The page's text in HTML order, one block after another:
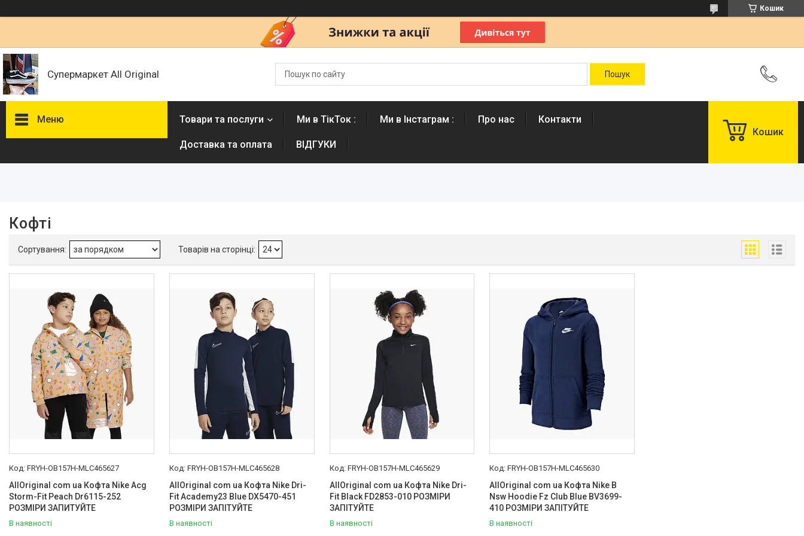
Кошик
Супермаркет All Original
Меню
В наявності
Товари та послуги :
ВІДГУКИ
Ми в ТікТок :
Ми в Інстаграм :
Товари та послуги Ми в ТікТок : Ми в Інстаграм : Про нас Контакти
Доставка та оплата ВІДГУКИ
Кошик
Кофті
FRYH-OB157H-MLC465627
AllOriginal com ua Кофта Nike Acg
Storm-Fit Peach Dr6115-252
РОЗМІРИ ЗАПИТУЙТЕ
В наявності
FRYH-OB157H-MLC465628
AllOriginal com ua Кофта Nike Dri-
Fit Academy23 Blue DX5470-451
РОЗМІРИ ЗАПІТУЙТЕ
В наявності
FRYH-OB157H-MLC465629
AllOriginal com ua Кофта Nike Dri-
Fit Black FD2853-010 РОЗМІРИ
ЗАПІТУЙТЕ
В наявності
FRYH-OB157H-MLC465630
AllOriginal com ua Кофта Nike B
Nsw Hoodie Fz Club Blue BV3699-
410 РОЗМІРИ ЗАПІТУЙТЕ
В наявності